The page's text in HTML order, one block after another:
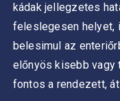
kádak jellegzetes
feleslegesen helyet,
belesimul az
előnyös kisebb vagy
fontos a rendezett,